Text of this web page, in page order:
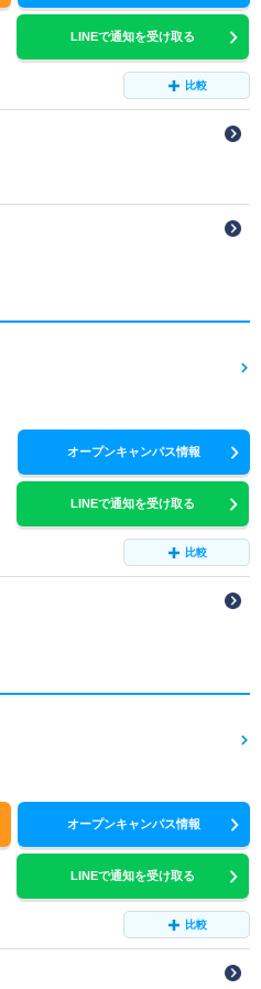
LINEで通知を受け取る
比較
オープンキャンパス情報
LINEで通知を受け取る
比較
オープンキャンパス情報
LINEで通知を受け取る
比較